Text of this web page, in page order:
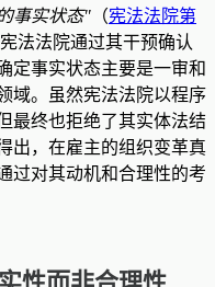
事实状态" （宪法法院第
法法院通过其干预确认
定事实状态主要是一审和
域。虽然宪法法院以程序
最终也拒绝了其实体法结
出，在雇主的组织变革真
过对其动机和合理性的考